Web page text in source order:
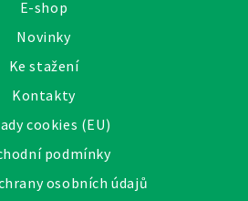
E-shop
Novinky
Ke stažení
Kontakty
cookies (EU)
podmínky
osobních údajů